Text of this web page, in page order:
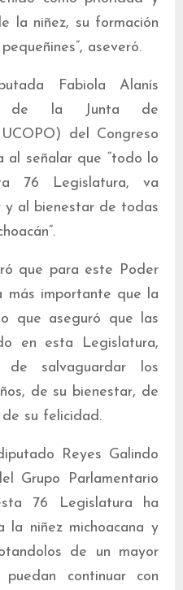
la niñez, su formación
aseveró.
Fabiola Alanís
de la Junta de
del Congreso
señalar que “todo lo
76 Legislatura, va
y al bienestar de todas
que para este Poder
más importante que la
que aseguró que las
en esta Legislatura,
salvaguardar los
de su bienestar, de
su felicidad.
Reyes Galindo
Grupo Parlamentario
76 Legislatura ha
la niñez michoacana y
de un mayor
continuar con